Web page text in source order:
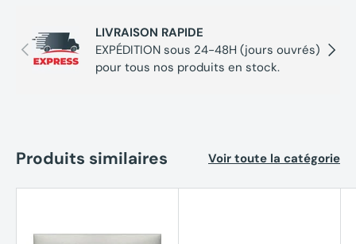
Précédent
LIVRAISON RAPIDE
EXPÉDITION sous 24-48H (jours ouvrés)
pour tous nos produits en stock.
Produits similaires Voir toute la catégorie